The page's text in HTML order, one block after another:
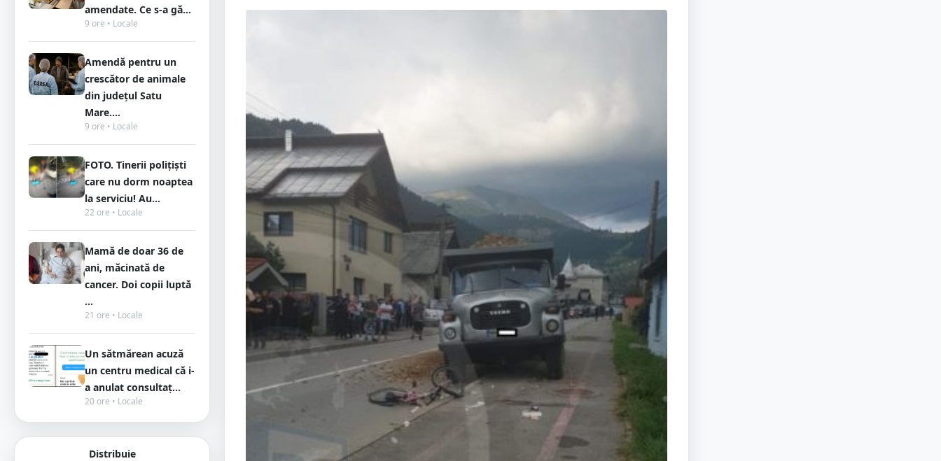
amendate. Ce s-a gă...
9 ore • Locale
Amendă pentru un
crescător de animale
din județul Satu
Mare....
9 ore • Locale
FOTO. Tinerii polițiști
care nu dorm noaptea
la serviciu! Au...
22 ore • Locale
Mamă de doar 36 de
ani, măcinată de
cancer. Doi copii luptă
...
21 ore • Locale
Un sătmărean acuză
un centru medical că i-
a anulat consultaț...
20 ore • Locale
Distribuie